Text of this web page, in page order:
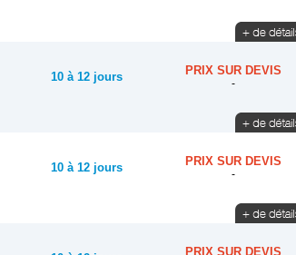
10 à 12 jours PRIX SUR DEVIS
-
10 à 12 jours PRIX SUR DEVIS
-
PRIX SUR DEVIS